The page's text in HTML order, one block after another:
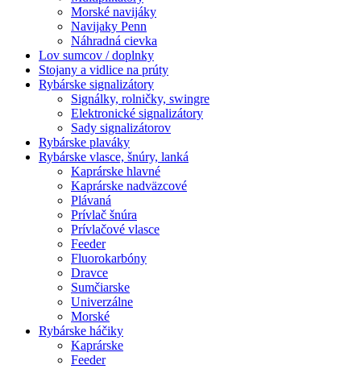
Morské navijáky
Navijaky Penn
Náhradná cievka
Lov sumcov / doplnky
Stojany a vidlice na prúty
Rybárske signalizátory
Signálky, rolničky, swingre
Elektronické signalizátory
Sady signalizátorov
Rybárske plaváky
Rybárske vlasce, šnúry, lanká
Kaprárske hlavné
Kaprárske nadväzcové
Plávaná
Prívlač šnúra
Prívlačové vlasce
Feeder
Fluorokarbóny
Dravce
Sumčiarske
Univerzálne
Morské
Rybárske háčiky
Kaprárske
Feeder